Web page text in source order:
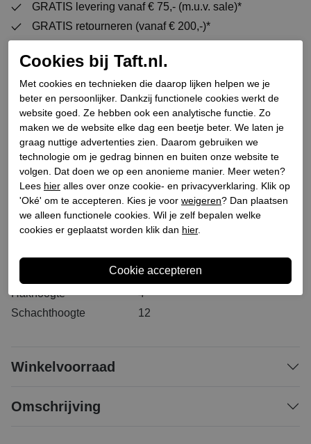
GRATIS levering vanaf € 75,- (m.u.v. sale)*
GRATIS retourneren (vanaf € 200,-)*
Specificaties
Cordwainer
Leveranciercode
232M23028D2
Categorie
Halfhoge veterschoenen
Kleur
Naturel
Bestelcode
261700146
Materiaal buitenkant
Leer
Synthetisch
Hakhoogte
4
Schachthoogte
12
Winkelvoorraad
Omschrijving
Cookies bij Taft.nl.
Met cookies en technieken die daarop lijken helpen we je
beter en persoonlijker. Dankzij functionele cookies werkt de
website goed. Ze hebben ook een analytische functie. Zo
maken we de website elke dag een beetje beter. We laten je
graag nuttige advertenties zien. Daarom gebruiken we
technologie om je gedrag binnen en buiten onze website te
volgen. Dat doen we op een anonieme manier. Meer weten?
Lees hier alles over onze cookie- en privacyverklaring. Klik op
'Oké' om te accepteren. Kies je voor weigeren? Dan plaatsen
we alleen functionele cookies. Wil je zelf bepalen welke
cookies er geplaatst worden klik dan hier.